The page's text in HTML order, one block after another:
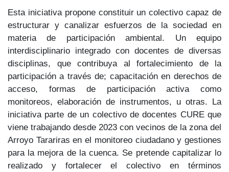
Esta iniciativa propone constituir un colectivo capaz de
estructurar y canalizar esfuerzos de la sociedad en
materia de participación ambiental. Un equipo
interdisciplinario integrado con docentes de diversas
disciplinas, que contribuya al fortalecimiento de la
participación a través de; capacitación en derechos de
acceso, formas de participación activa como
monitoreos, elaboración de instrumentos, u otras. La
iniciativa parte de un colectivo de docentes CURE que
viene trabajando desde 2023 con vecinos de la zona del
Arroyo Tarariras en el monitoreo ciudadano y gestiones
para la mejora de la cuenca. Se pretende capitalizar lo
realizado y fortalecer el colectivo en términos